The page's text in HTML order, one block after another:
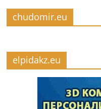
chudomir.eu
elpidakz.eu